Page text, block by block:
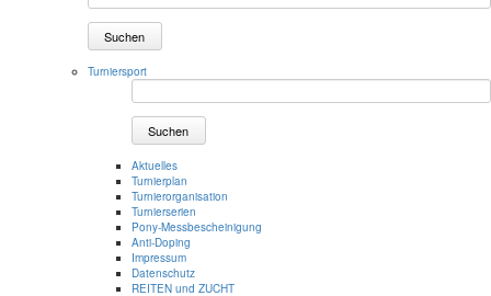
Suchen
Turniersport
Suchen
Aktuelles
Turnierplan
Turnierorganisation
Turnierserien
Pony-Messbescheinigung
Anti-Doping
Impressum
Datenschutz
REITEN und ZUCHT